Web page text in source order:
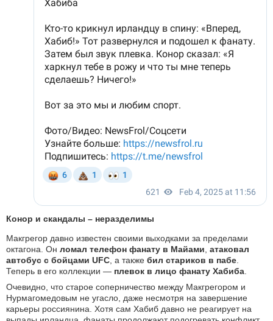
Конор и скандалы – неразделимы
Макгрегор давно известен своими выходками за пределами
октагона. Он ломал телефон фанату в Майами, атаковал
автобус с бойцами UFC, а также бил стариков в пабе.
Теперь в его коллекции — плевок в лицо фанату Хабиба.
Очевидно, что старое соперничество между Макгрегором и
Нурмагомедовым не угасло, даже несмотря на завершение
карьеры россиянина. Хотя сам Хабиб давно не реагирует на